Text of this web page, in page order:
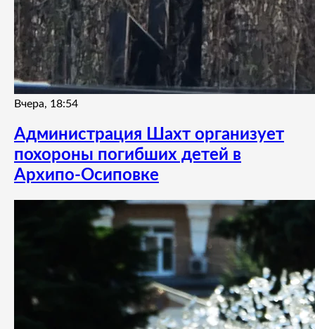
Вчера, 18:54
Администрация Шахт организует
похороны погибших детей в
Архипо-Осиповке